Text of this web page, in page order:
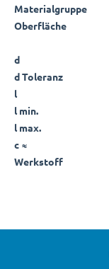
Materialgruppe
Oberfläche
d
d Toleranz
l
l min.
l max.
c ≈
Werkstoff